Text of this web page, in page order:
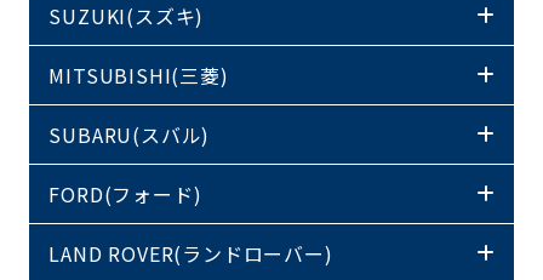
SUZUKI(スズキ)
MITSUBISHI(三菱)
SUBARU(スバル)
FORD(フォード)
LAND ROVER(ランドローバー)